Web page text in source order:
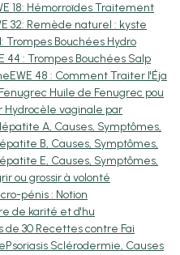
18: Hémorroïdes Traitement
32: Remède naturel : kyste
Trompes Bouchées Hydro
44 : Trompes Bouchées Salp
EWE 48 : Comment Traiter l'Éja
Fenugrec Huile de Fenugrec pou
Hydrocèle vaginale par
A, Causes, Symptômes,
B, Causes, Symptômes,
E, Causes, Symptômes,
ou grossir à volonté
pénis : Notion
de karité et d'hu
de 30 Recettes contre Fai
Psoriasis Sclérodermie, Causes